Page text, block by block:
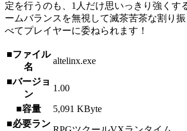
定を行うのも、1人だけ思いっきり強くす
ームバランスを無視して滅茶苦茶な割り
べてプレイヤーに委ねられます！
■ファイル
名
altelinx.exe
■バージョ
ン
1.00
■容量
5,091 KByte
■必要ラン